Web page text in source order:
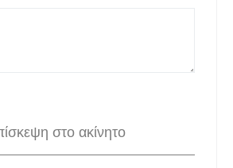
στο ακίνητο